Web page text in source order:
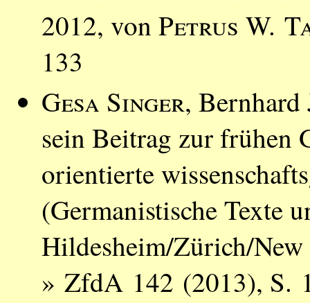
2012, von Petrus W.
133
Gesa Singer, Bernhard
sein Beitrag zur frühen
orientierte
(Germanistische Texte
Hildesheim/Zürich/
» ZfdA 142 (2013), S.